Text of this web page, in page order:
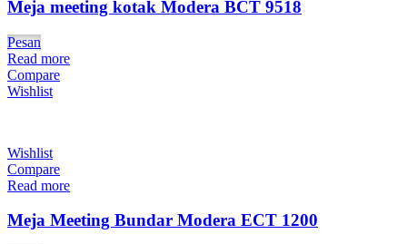
Meja meeting kotak Modera BCT 9518
Pesan
Read more
Compare
Wishlist
Wishlist
Compare
Read more
Meja Meeting Bundar Modera ECT 1200